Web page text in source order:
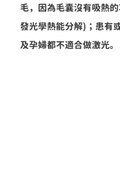
毛，因為毛囊沒有吸熱
發光學熱能分解)；患有
及孕婦都不適合做激光。